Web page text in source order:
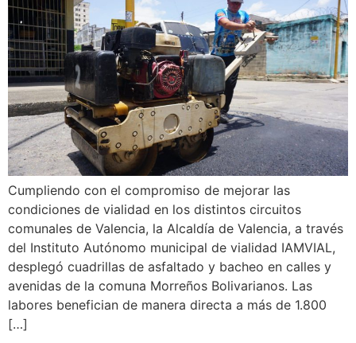
Cumpliendo con el compromiso de mejorar las
condiciones de vialidad en los distintos circuitos
comunales de Valencia, la Alcaldía de Valencia, a través
del Instituto Autónomo municipal de vialidad IAMVIAL,
desplegó cuadrillas de asfaltado y bacheo en calles y
avenidas de la comuna Morreños Bolivarianos. Las
labores benefician de manera directa a más de 1.800
[…]